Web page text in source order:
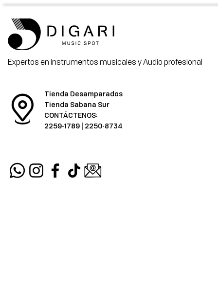
Expertos en instrumentos musicales y Audio profesional
Tienda Desamparados
Tienda Sabana Sur
CONTÁCTENOS:
2259-1789 | 2250-8734